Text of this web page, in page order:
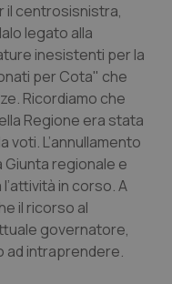
il centrosisnistra,
legato alla
inesistenti per la
per Cota" che
Ricordiamo che
Regione era stata
voti. L’annullamento
regionale e
in corso. A
il ricorso al
governatore,
ad intraprendere.